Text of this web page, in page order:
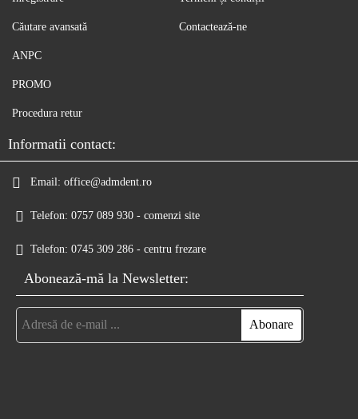
Căutare avansată Contactează-ne
ANPC
PROMO
Procedura retur
Informatii contact:
Email: office@admdent.ro
Telefon: 0757 089 930 - comenzi site
Telefon: 0745 309 286 - centru frezare
Abonează-mă la Newsletter: